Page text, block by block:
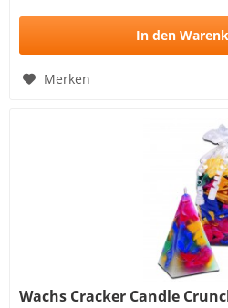
In den
Merken
Wachs Cracker Candle